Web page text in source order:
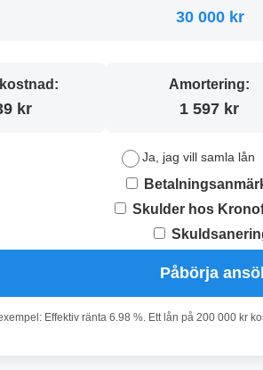
30 000 kr
kr
Amortering:
1 597 kr
Ja, jag vill samla lån
Skulder hos
Påbörja
Effektiv ränta 6.98 %. Ett lån på 200 000 kr